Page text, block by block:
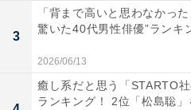
View this post
3
「背まで高いと思わなかっ
驚いた40代男性俳優”ランキ
2026/06/13
癒し系だと思う「STARTO社
ランキング！ 2位「松島聡」